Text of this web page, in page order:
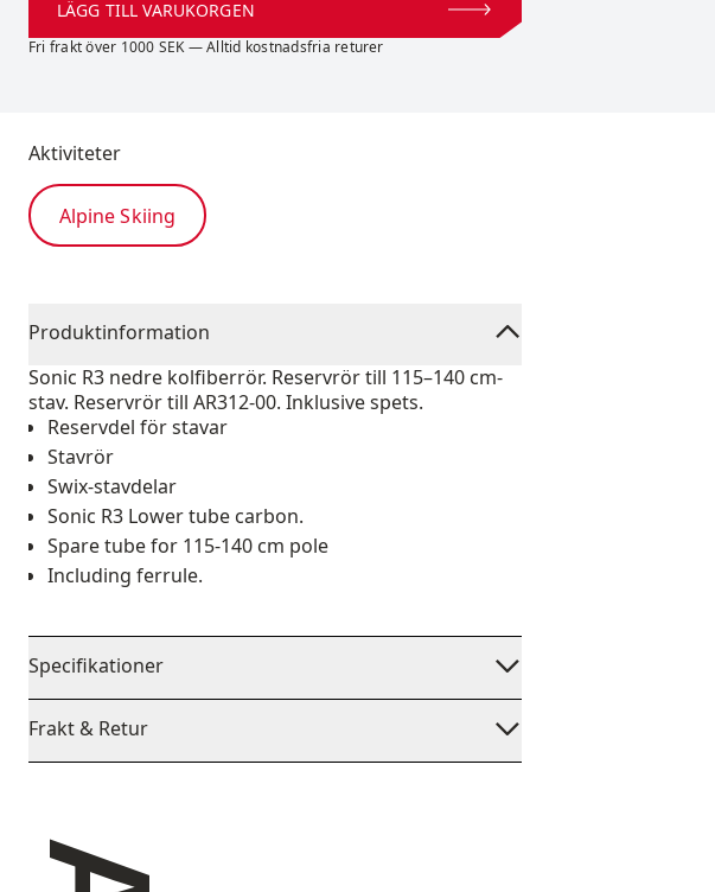
LÄGG TILL VARUKORGEN
Fri frakt över 1000 SEK — Alltid kostnadsfria returer
Aktiviteter
Alpine Skiing
Produktinformation
Sonic R3 nedre kolfiberrör. Reservrör till 115–140 cm-
stav. Reservrör till AR312-00. Inklusive spets.
Reservdel för stavar
Stavrör
Swix-stavdelar
Sonic R3 Lower tube carbon.
Spare tube for 115-140 cm pole
Including ferrule.
Specifikationer
Frakt & Retur